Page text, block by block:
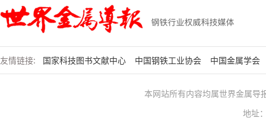
友情链接: 国家科技图书文献中心 中国钢铁工业协会 中国金属学会
本网站所有内容均属世界金属导
地址